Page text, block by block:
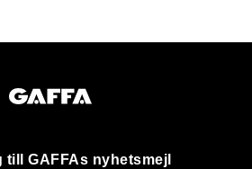
till GAFFAs nyhetsmejl